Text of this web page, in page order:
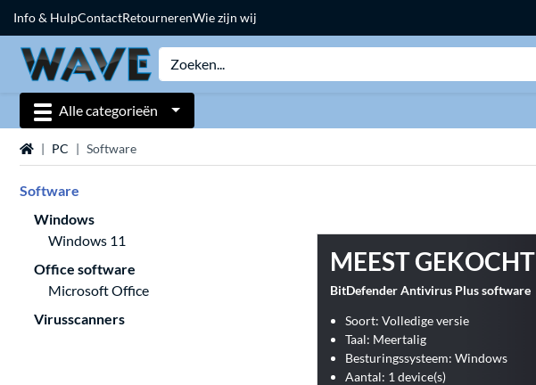
Info & HulpContactRetournerenWie zijn wij
Alle categorieën
Home PC Software
Software
Windows
Windows 11
Office software
Microsoft Office
Virusscanners
MEEST GEKOCHT
BitDefender Antivirus Plus software
Soort: Volledige versie
Taal: Meertalig
Besturingssysteem: Windows
Aantal: 1 device(s)